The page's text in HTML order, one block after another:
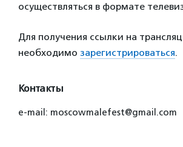
осуществляться в формате
Для получения ссылки на
необходимо зарегистрироваться.
Контакты
e-mail: moscowmalefest@gmail.com